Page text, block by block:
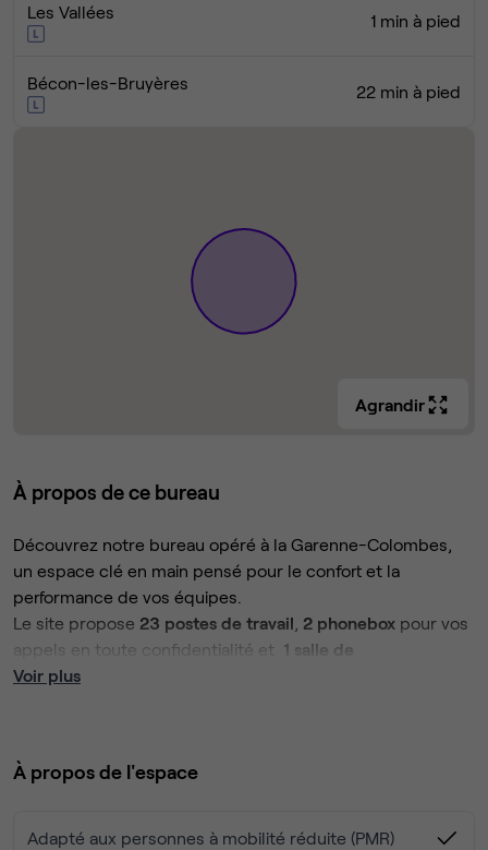
Les Vallées 1 min à pied
Bécon-les-Bruyères 22 min à pied
Agrandir
À propos de ce bureau
Découvrez notre bureau opéré à la Garenne-Colombes,
un espace clé en main pensé pour le confort et la
performance de vos équipes.
Le site propose 23 postes de travail, 2 phonebox pour vos
appels en toute confidentialité et 1 salle de
réunionparfaitement équipées pour vos rendez-vous et
volonté, pour vous permettre de vous concentrer
Un environnement professionnel, flexible et prêt à l’emploi
Voir plus
À propos de l'espace
Adapté aux personnes à mobilité réduite (PMR)